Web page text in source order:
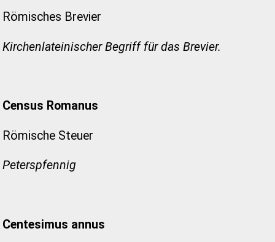
Römisches Brevier
Kirchenlateinischer Begriff für das Brevier.
Census Romanus
Römische Steuer
Peterspfennig
Centesimus annus